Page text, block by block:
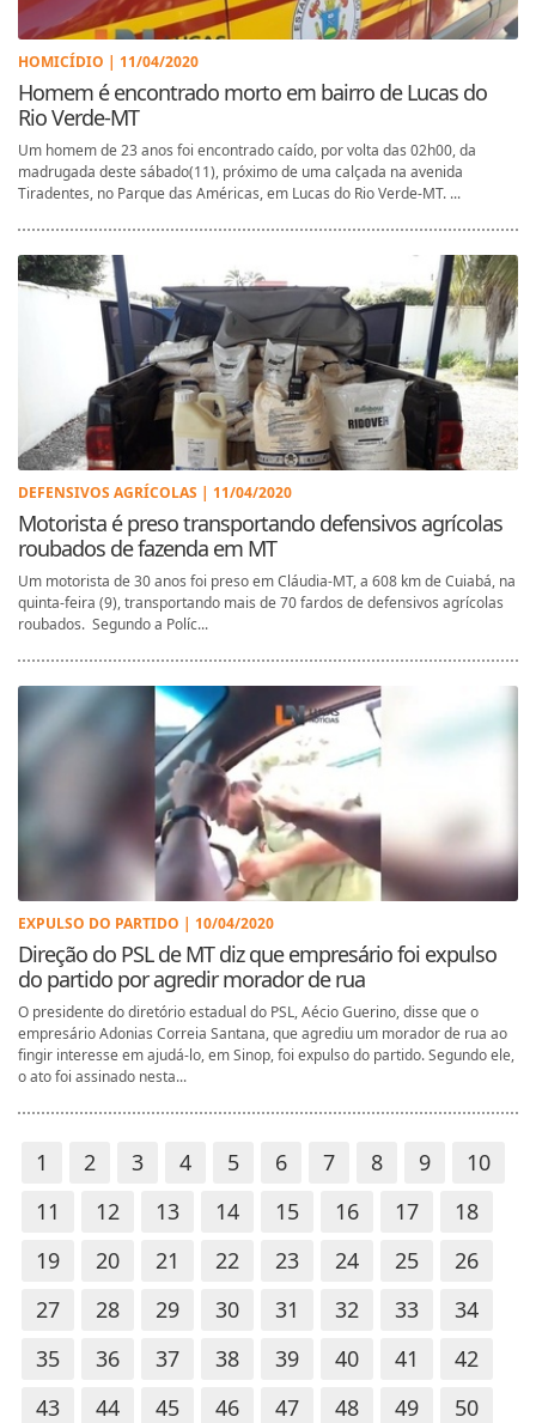
HOMICÍDIO | 11/04/2020
Homem é encontrado morto em bairro de Lucas do
Rio Verde-MT
Um homem de 23 anos foi encontrado caído, por volta das 02h00, da
madrugada deste sábado(11), próximo de uma calçada na avenida
Tiradentes, no Parque das Américas, em Lucas do Rio Verde-MT. ...
DEFENSIVOS AGRÍCOLAS | 11/04/2020
Motorista é preso transportando defensivos agrícolas
roubados de fazenda em MT
Um motorista de 30 anos foi preso em Cláudia-MT, a 608 km de Cuiabá, na
quinta-feira (9), transportando mais de 70 fardos de defensivos agrícolas
roubados. Segundo a Políc...
EXPULSO DO PARTIDO | 10/04/2020
Direção do PSL de MT diz que empresário foi expulso
do partido por agredir morador de rua
O presidente do diretório estadual do PSL, Aécio Guerino, disse que o
empresário Adonias Correia Santana, que agrediu um morador de rua ao
fingir interesse em ajudá-lo, em Sinop, foi expulso do partido. Segundo ele,
o ato foi assinado nesta...
1 2 3 4 5 6 7 8 9
10
11
12 13 14 15 16 17
18
19
20 21 22 23 24 25
26
27
28 29 30 31 32 33
34
35
36 37 38 39 40 41
42
43
44 45 46 47 48 49
50